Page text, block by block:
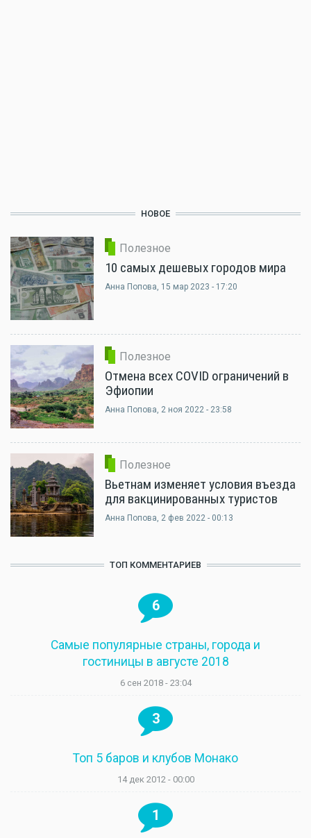
НОВОЕ
Полезное
10 самых дешевых городов мира
Анна Попова, 15 мар 2023 - 17:20
Полезное
Отмена всех COVID ограничений в
Эфиопии
Анна Попова, 2 ноя 2022 - 23:58
Полезное
Вьетнам изменяет условия въезда
для вакцинированных туристов
Анна Попова, 2 фев 2022 - 00:13
ТОП КОММЕНТАРИЕВ
6
Самые популярные страны, города и
гостиницы в августе 2018
6 сен 2018 - 23:04
3
Топ 5 баров и клубов Монако
14 дек 2012 - 00:00
1